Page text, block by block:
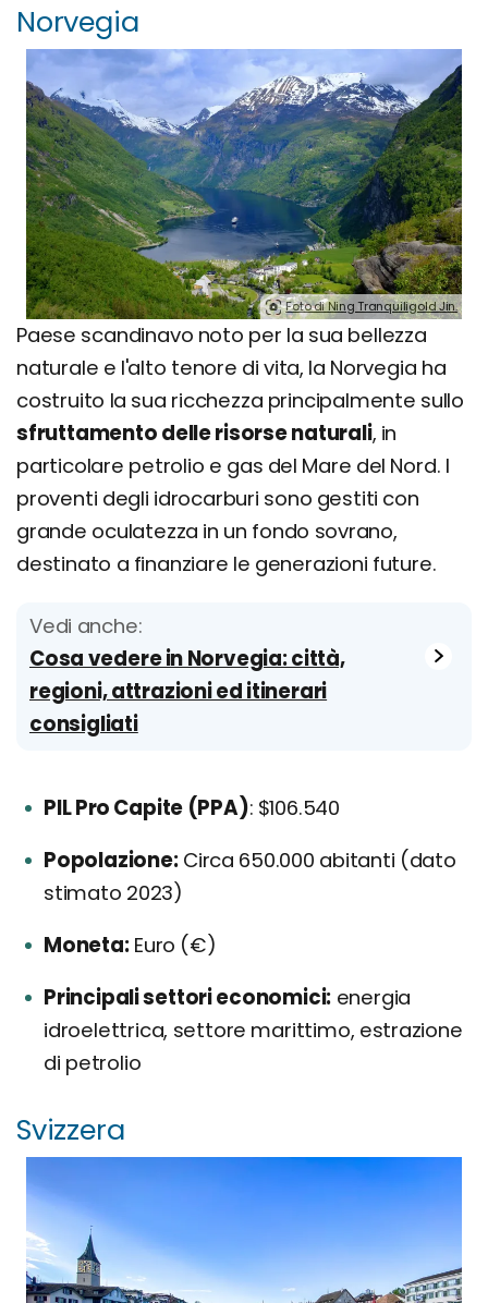
Norvegia
Foto di Ning Tranquiligold Jin.
Paese scandinavo noto per la sua bellezza
naturale e l'alto tenore di vita, la Norvegia ha
costruito la sua ricchezza principalmente sullo
sfruttamento delle risorse naturali, in
particolare petrolio e gas del Mare del Nord. I
proventi degli idrocarburi sono gestiti con
grande oculatezza in un fondo sovrano,
destinato a finanziare le generazioni future.
Vedi anche:
Cosa vedere in Norvegia: città,
regioni, attrazioni ed itinerari
consigliati
PIL Pro Capite (PPA): $106.540
Popolazione:Circa 650.000 abitanti (dato
stimato 2023)
Moneta:Euro (€)
Principali settori economici: energia
idroelettrica, settore marittimo, estrazione
di petrolio
Svizzera